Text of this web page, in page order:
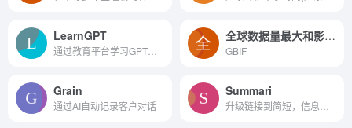
LearnGPT 全球数据量最大和影响最大的生物多样性信息服务网络
GBIF
Grain
通过AI自动记录客户对话
Summari